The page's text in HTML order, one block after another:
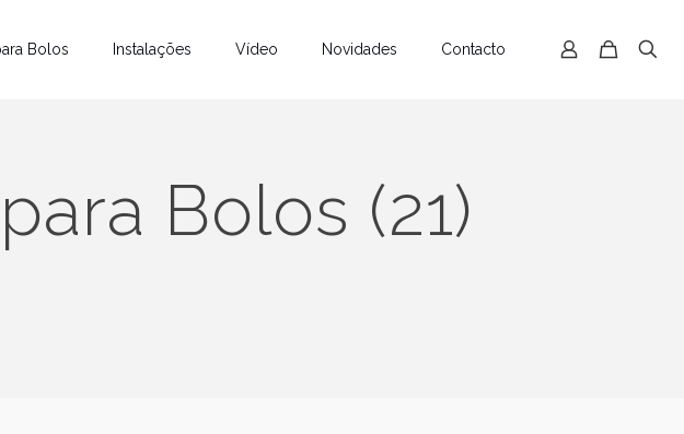
Bolos Instalações Vídeo Novidades Contacto
Bolos (21)